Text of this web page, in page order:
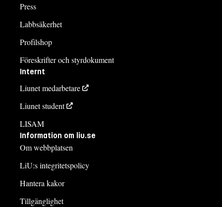
Press
Labbsäkerhet
Profilshop
Föreskrifter och styrdokument
Internt
Liunet medarbetare
Liunet student
LISAM
Information om liu.se
Om webbplatsen
LiU:s integritetspolicy
Hantera kakor
Tillgänglighet